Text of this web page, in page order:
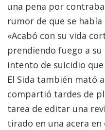
una pena por
rumor de que se
«Acabó con su vida
prendiendo fuego a
intento de suicidio
El Sida también mató
compartió tardes de
tarea de editar una
tirado en una acera